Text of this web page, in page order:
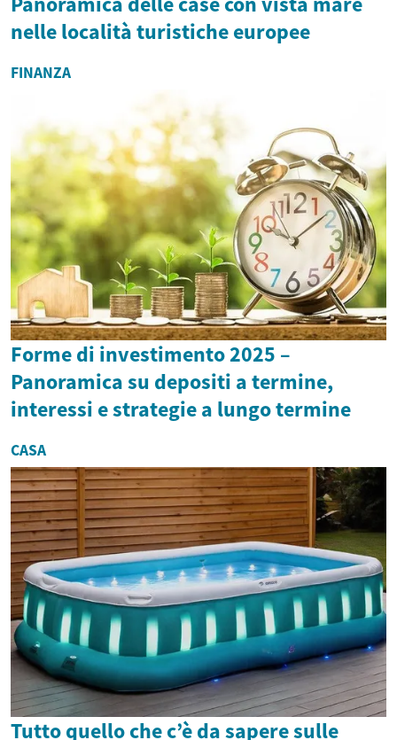
nelle località turistiche europee
FINANZA
Forme di investimento 2025 –
Panoramica su depositi a termine,
interessi e strategie a lungo termine
CASA
Tutto quello che c’è da sapere sulle